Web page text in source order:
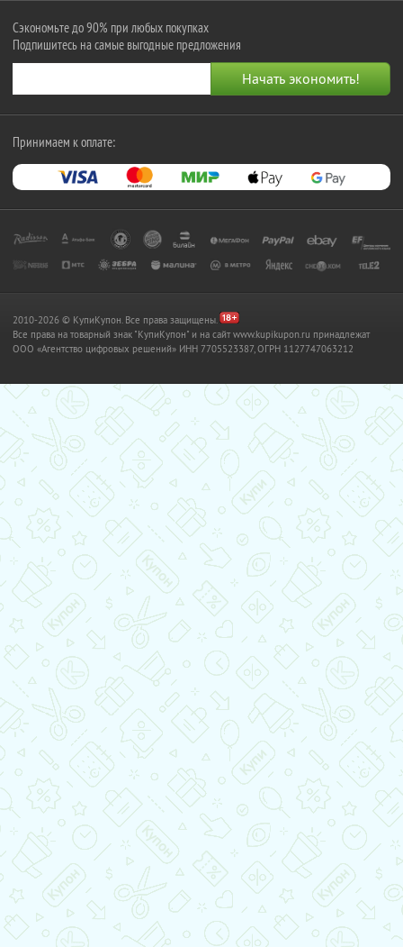
Сэкономьте до 90% при любых покупках
Подпишитесь на самые выгодные предложения
Принимаем к оплате:
2010-2026 © КупиКупон. Все права защищены.
Все права на товарный знак "КупиКупон" и на сайт www.kupikupon.ru принадлежат
OOO «Агентство цифровых решений» ИНН 7705523387, ОГРН 1127747063212